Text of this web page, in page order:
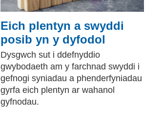
Eich plentyn a swyddi
posib yn y dyfodol
Dysgwch sut i ddefnyddio
gwybodaeth am y farchnad swyddi i
gefnogi syniadau a phenderfyniadau
gyrfa eich plentyn ar wahanol
gyfnodau.